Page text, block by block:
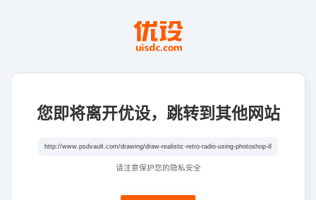
您即将离开优设，跳转到其他网站
请注意保护您的隐私安全